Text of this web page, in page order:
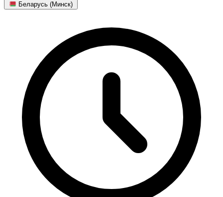
Беларусь (Минск)